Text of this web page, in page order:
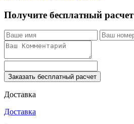
Получите бесплатный расчет
Заказать бесплатный расчет
Доставка
Доставка